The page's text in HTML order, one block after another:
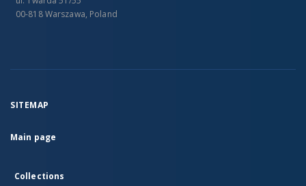
00-818 Warszawa, Poland
SITEMAP
Main page
Collections